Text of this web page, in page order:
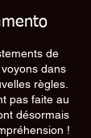
de
dans
règles.
pas faite au
désormais
!